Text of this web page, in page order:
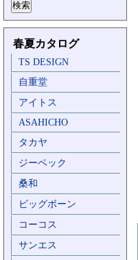
春夏カタログ
TS DESIGN
自重堂
アイトス
ASAHICHO
タカヤ
ジーベック
桑和
ビッグボーン
コーコス
サンエス